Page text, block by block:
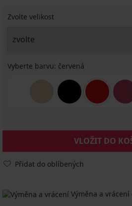
Zvolte velikost
Vyberte barvu: červená
VLOŽIT DO
Přidat do oblíbených
Výměna a